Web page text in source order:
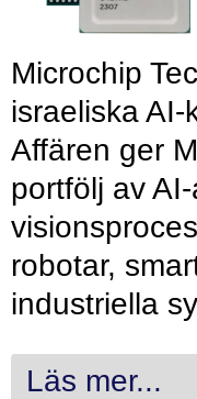
Microchip
israeliska
Affären ger
portfölj av
robotar,
industriella
Läs mer...